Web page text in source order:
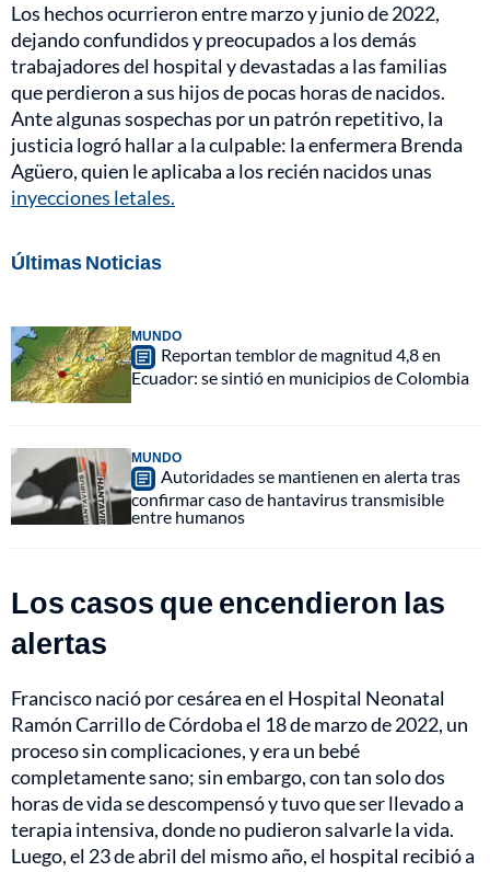
Los hechos ocurrieron entre marzo y junio de 2022,
dejando confundidos y preocupados a los demás
trabajadores del hospital y devastadas a las familias
que perdieron a sus hijos de pocas horas de nacidos.
Ante algunas sospechas por un patrón repetitivo, la
justicia logró hallar a la culpable: la enfermera Brenda
Agüero, quien le aplicaba a los recién nacidos unas
inyecciones letales.
Últimas Noticias
MUNDO
Reportan temblor de magnitud 4,8 en
Ecuador: se sintió en municipios de Colombia
MUNDO
Autoridades se mantienen en alerta tras
confirmar caso de hantavirus transmisible
entre humanos
Los casos que encendieron las
alertas
Francisco nació por cesárea en el Hospital Neonatal
Ramón Carrillo de Córdoba el 18 de marzo de 2022, un
proceso sin complicaciones, y era un bebé
completamente sano; sin embargo, con tan solo dos
horas de vida se descompensó y tuvo que ser llevado a
terapia intensiva, donde no pudieron salvarle la vida.
Luego, el 23 de abril del mismo año, el hospital recibió a